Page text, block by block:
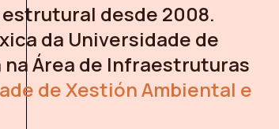
desde 2008.
da Universidade de
Área de Infraestruturas
de Xestión Ambiental e